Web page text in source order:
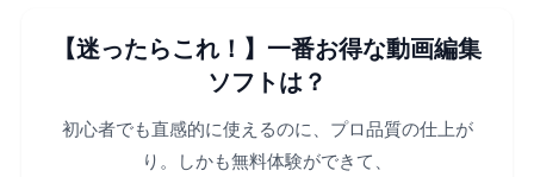
【迷ったらこれ！】一番お得な動画編集
ソフトは？
初心者でも直感的に使えるのに、プロ品質の仕上が
り。しかも無料体験ができて、